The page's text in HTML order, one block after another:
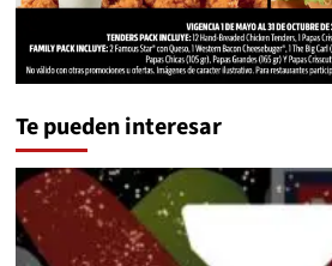
Te pueden interesar